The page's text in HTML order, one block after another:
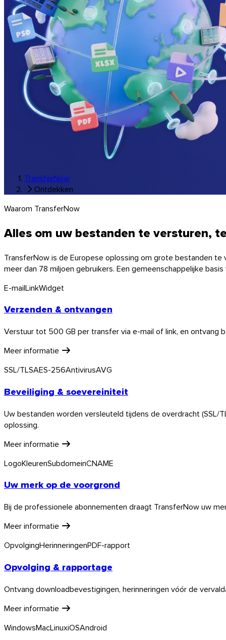
Windows
macOS
TransferNow
Ontdekken
Waarom TransferNow
Alles om uw bestanden te versturen,
TransferNow is de Europese oplossing om grote bestanden
meer dan 78 miljoen gebruikers. Een gemeenschappelijke
E-mailLinkWidget
Verzenden & ontvangen
Verstuur tot 500 GB per transfer via e-mail of link, en ontvang
Meer informatie
SSL/TLSAES-256AntivirusAVG
Beveiliging & soevereiniteit
Uw bestanden worden versleuteld tijdens de overdracht (SSL/
oplossing.
Meer informatie
LogoKleurenSubdomeinCNAME
Uw merk op de voorgrond
Bij de professionele abonnementen draagt TransferNow uw
Meer informatie
OpvolgingHerinneringenPDF-rapport
Opvolging & rapportage
Ontvang downloadbevestigingen, herinneringen vóór de
Meer informatie
WindowsMacLinuxiOSAndroid